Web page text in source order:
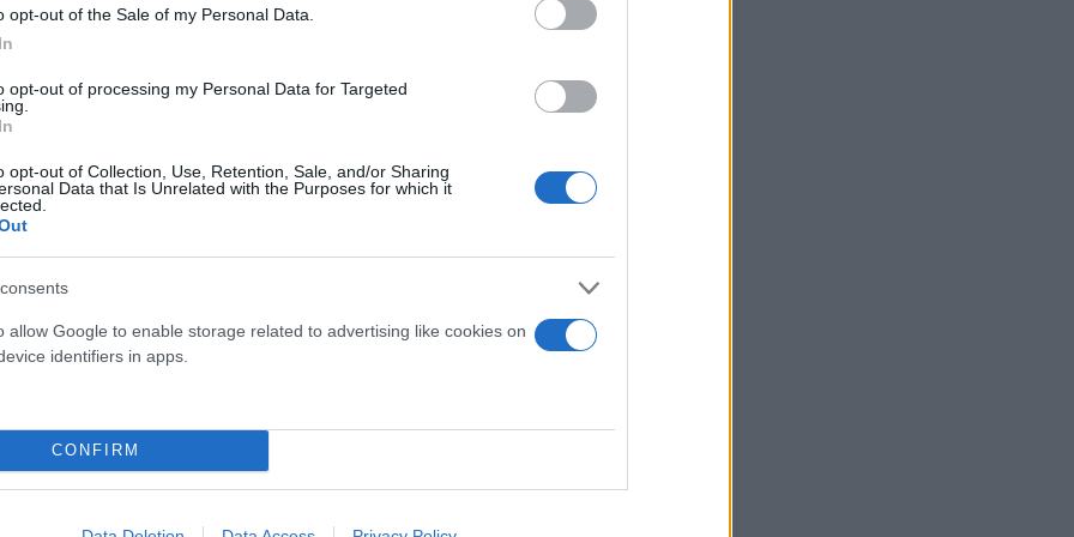
opt-out of the Sale of my Personal Data.
opt-out of processing my Personal Data for Targeted
opt-out of Collection, Use, Retention, Sale, and/or Sharing
Data that Is Unrelated with the Purposes for which it
allow Google to enable storage related to advertising like cookies on
identifiers in apps.
CONFIRM
ΔΕΗ και άλλοι μεγάλοι παίκτες — κερδίζουν από τη
την οικονομική βιωσιμότητα των νέων ελληνικών